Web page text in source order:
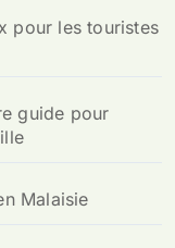
pour les touristes
guide pour
Malaisie